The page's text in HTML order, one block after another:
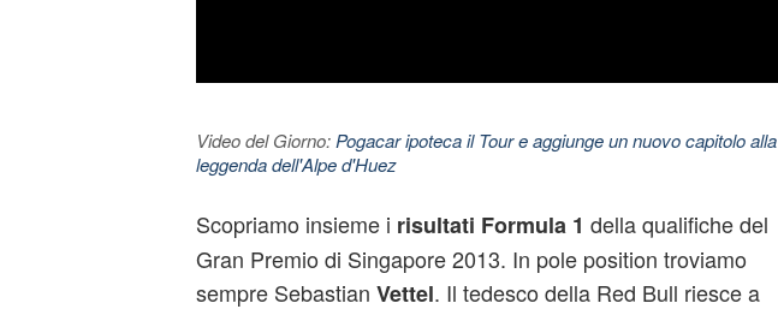
Video del Giorno: Pogacar ipoteca il Tour e aggiunge un nuovo capitolo alla
leggenda dell'Alpe d'Huez
Scopriamo insieme i risultati Formula 1 della qualifiche del
Gran Premio di Singapore 2013. In pole position troviamo
sempre Sebastian Vettel. Il tedesco della Red Bull riesce a